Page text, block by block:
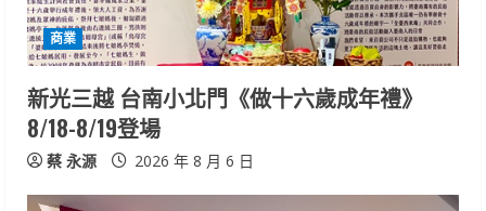
商業
新光三越 台南小北門《做十六歲成年禮》
8/18-8/19登場
蔡 永源 2026 年 8 月 6 日